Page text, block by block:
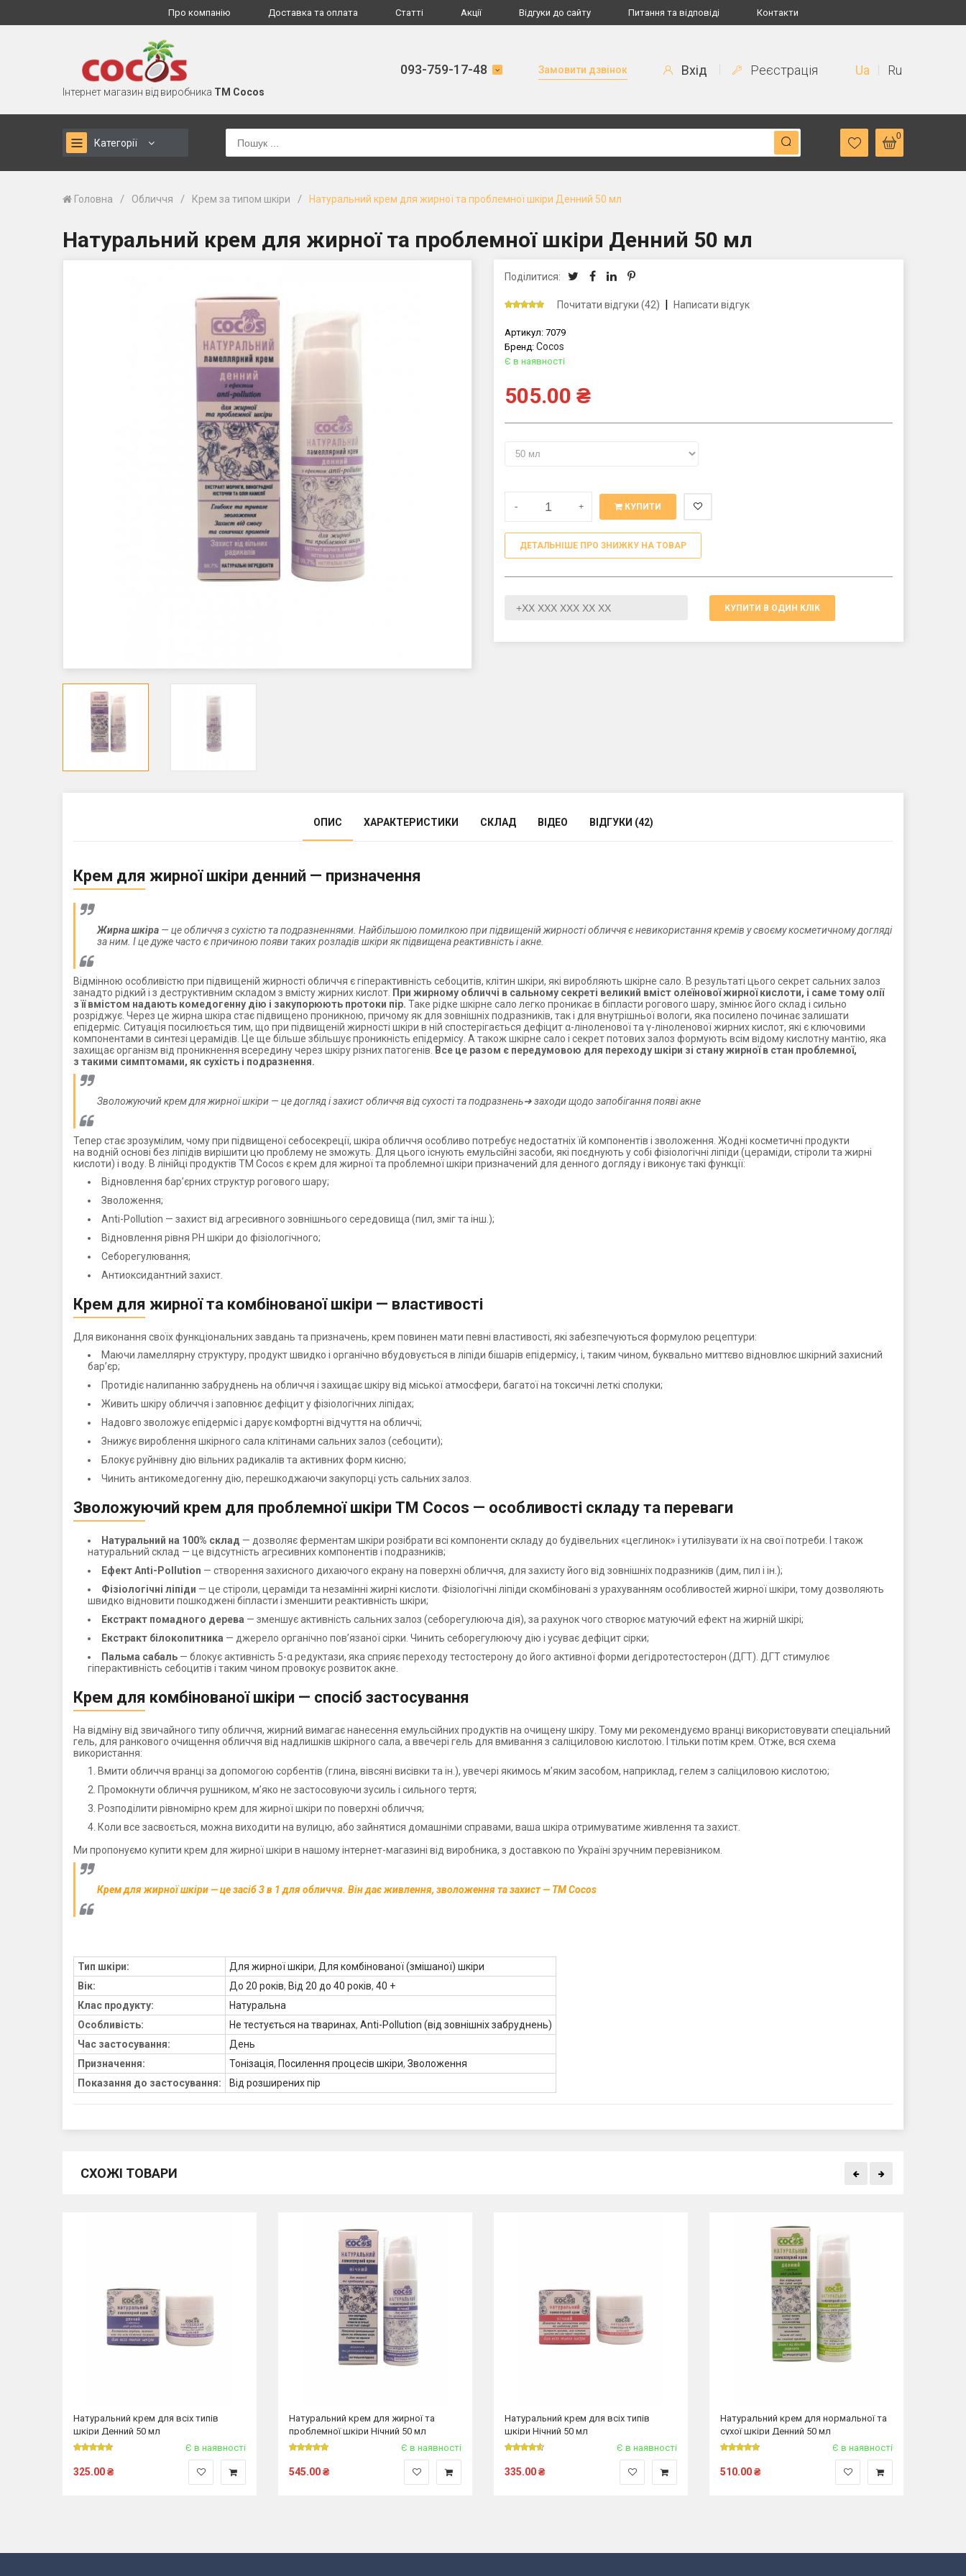
Про компанію Доставка та оплата Статті Акції Відгуки до сайту Питання та відповіді Контакти
Інтернет магазин від виробника TM Cocos
093-759-17-48 Замовити дзвінок Вхід Реєстрація Ua Ru
Категорії
0
Головна / Обличчя / Крем за типом шкіри / Натуральний крем для жирної та проблемної шкіри Денний 50 мл
Натуральний крем для жирної та проблемної шкіри Денний 50 мл
Поділитися:
Почитати відгуки (42) | Написати відгук
Артикул: 7079
Бренд: Cocos
Є в наявності
505.00 ₴
- + КУПИТИ
ДЕТАЛЬНІШЕ ПРО ЗНИЖКУ НА ТОВАР
КУПИТИ В ОДИН КЛІК
ОПИС ХАРАКТЕРИСТИКИ СКЛАД ВІДЕО ВІДГУКИ (42)
Крем для жирної шкіри денний — призначення
Жирна шкіра — це обличчя з сухістю та подразненнями. Найбільшою помилкою при підвищеній жирності обличчя є невикористання кремів у своєму косметичному догляді
за ним. І це дуже часто є причиною появи таких розладів шкіри як підвищена реактивність і акне.
Відмінною особливістю при підвищеній жирності обличчя є гіперактивність себоцитів, клітин шкіри, які виробляють шкірне сало. В результаті цього секрет сальних залоз
занадто рідкий і з деструктивним складом з вмісту жирних кислот. При жирному обличчі в сальному секреті великий вміст олеїнової жирної кислоти, і саме тому олії
з її вмістом надають комедогенну дію і закупорюють протоки пір. Таке рідке шкірне сало легко проникає в біпласти рогового шару, змінює його склад і сильно
розріджує. Через це жирна шкіра стає підвищено проникною, причому як для зовнішніх подразників, так і для внутрішньої вологи, яка посилено починає залишати
епідерміс. Ситуація посилюється тим, що при підвищеній жирності шкіри в ній спостерігається дефіцит α-ліноленової та γ-ліноленової жирних кислот, які є ключовими
компонентами в синтезі церамідів. Це ще більше збільшує проникність епідермісу. А також шкірне сало і секрет потових залоз формують всім відому кислотну мантію, яка
захищає організм від проникнення всередину через шкіру різних патогенів.
Все це разом є передумовою для переходу шкіри зі стану жирної в стан проблемної,
з такими симптомами, як сухість і подразнення.
Зволожуючий крем для жирної шкіри — це догляд і захист обличчя від сухості та подразнень➜ заходи щодо запобігання появі акне
Тепер стає зрозумілим, чому при підвищеної себосекреції, шкіра обличчя особливо потребує недостатніх їй компонентів і зволоження. Жодні косметичні продукти
на водній основі без ліпідів вирішити цю проблему не зможуть. Для цього існують емульсійні засоби, які поєднують у собі фізіологічні ліпіди (цераміди, стіроли та жирні
кислоти) і воду. В лінійці продуктів ТМ Cocos є крем для жирної та проблемної шкіри призначений для денного догляду і виконує такі функції:
Відновлення бар’єрних структур рогового шару;
Зволоження;
Anti-Pollution — захист від агресивного зовнішнього середовища (пил, зміг та інш.);
Відновлення рівня РН шкіри до фізіологічного;
Себорегулювання;
Антиоксидантний захист.
Крем для жирної та комбінованої шкіри — властивості
Для виконання своїх функціональних завдань та призначень, крем повинен мати певні властивості, які забезпечуються формулою рецептури:
Маючи ламеллярну структуру, продукт швидко і органічно вбудовується в ліпіди бішарів епідермісу, і, таким чином, буквально миттєво відновлює шкірний захисний
бар’єр;
Протидіє налипанню забруднень на обличчя і захищає шкіру від міської атмосфери, багатої на токсичні леткі сполуки;
Живить шкіру обличчя і заповнює дефіцит у фізіологічних ліпідах;
Надовго зволожує епідерміс і дарує комфортні відчуття на обличчі;
Знижує вироблення шкірного сала клітинами сальних залоз (себоцити);
Блокує руйнівну дію вільних радикалів та активних форм кисню;
Чинить антикомедогенну дію, перешкоджаючи закупорці усть сальних залоз.
Зволожуючий крем для проблемної шкіри ТМ Cocos — особливості складу та переваги
Натуральний на 100% склад — дозволяє ферментам шкіри розібрати всі компоненти складу до будівельних «цеглинок» і утилізувати їх на свої потреби. І також
натуральний склад — це відсутність агресивних компонентів і подразників;
Ефект Anti-Pollution — створення захисного дихаючого екрану на поверхні обличчя, для захисту його від зовнішніх подразників (дим, пил і ін.);
Фізіологічні ліпіди — це стіроли, цераміди та незамінні жирні кислоти. Фізіологічні ліпіди скомбіновані з урахуванням особливостей жирної шкіри, тому дозволяють
швидко відновити пошкоджені біпласти і зменшити реактивність шкіри;
Екстракт помадного дерева — зменшує активність сальних залоз (себорегулююча дія), за рахунок чого створює матуючий ефект на жирній шкірі;
Екстракт білокопитника — джерело органічно пов’язаної сірки. Чинить себорегулюючу дію і усуває дефіцит сірки;
Пальма сабаль — блокує активність 5-α редуктази, яка сприяє переходу тестостерону до його активної форми дегідротестостерон (ДГТ). ДГТ стимулює
гіперактивність себоцитів і таким чином провокує розвиток акне.
Крем для комбінованої шкіри — спосіб застосування
На відміну від звичайного типу обличчя, жирний вимагає нанесення емульсійних продуктів на очищену шкіру. Тому ми рекомендуємо вранці використовувати спеціальний
гель, для ранкового очищення обличчя від надлишків шкірного сала, а ввечері гель для вмивання з саліциловою кислотою. І тільки потім крем. Отже, вся схема
використання:
Вмити обличчя вранці за допомогою сорбентів (глина, вівсяні висівки та ін.), увечері якимось м’яким засобом, наприклад, гелем з саліциловою кислотою;
Промокнути обличчя рушником, м’яко не застосовуючи зусиль і сильного тертя;
Розподілити рівномірно крем для жирної шкіри по поверхні обличчя;
Коли все засвоється, можна виходити на вулицю, або зайнятися домашніми справами, ваша шкіра отримуватиме живлення та захист.
Ми пропонуємо купити крем для жирної шкіри в нашому інтернет-магазині від виробника, з доставкою по Україні зручним перевізником.
Крем для жирної шкіри — це засіб 3 в 1 для обличчя. Він дає живлення, зволоження та захист — ТМ Cocos
Тип шкіри: Для жирної шкіри, Для комбінованої (змішаної) шкіри
Вік:
До 20 років, Від 20 до 40 років, 40 +
Клас продукту:
Натуральна
Особливість:
Не тестується на тваринах, Anti-Pollution (від зовнішніх забруднень)
Час застосування:
День
Призначення:
Тонізація, Посилення процесів шкіри, Зволоження
Показання до застосування:
Від розширених пір
СХОЖІ ТОВАРИ
Натуральний крем для всіх типів
шкіри Денний 50 мл
Є в наявності
325.00₴
Натуральний крем для жирної та
проблемної шкіри Нічний 50 мл
Є в наявності
545.00₴
Натуральний крем для всіх типів
шкіри Нічний 50 мл
Є в наявності
335.00₴
Натуральний крем для нормальної та
сухої шкіри Денний 50 мл
Є в наявності
510.00₴